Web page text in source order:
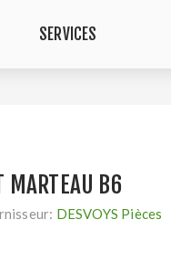
SERVICES
MARTEAU B6
DESVOYS Pièces